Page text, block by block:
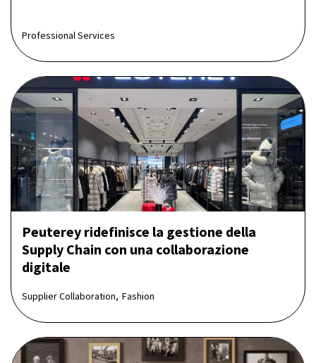
Professional Services
Peuterey ridefinisce la gestione della
Supply Chain con una collaborazione
digitale
Supplier Collaboration, Fashion